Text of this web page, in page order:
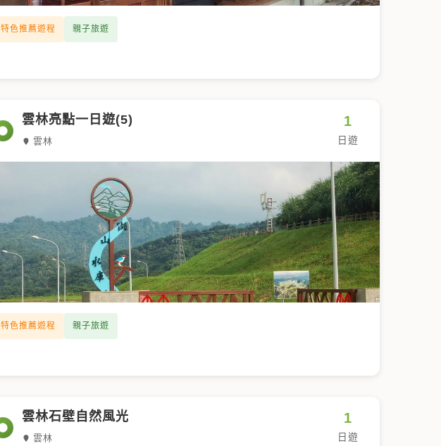
特色推薦遊程 親子旅遊
雲林亮點一日遊(5)
雲林
1
日遊
特色推薦遊程 親子旅遊
雲林石壁自然風光
雲林
1
日遊